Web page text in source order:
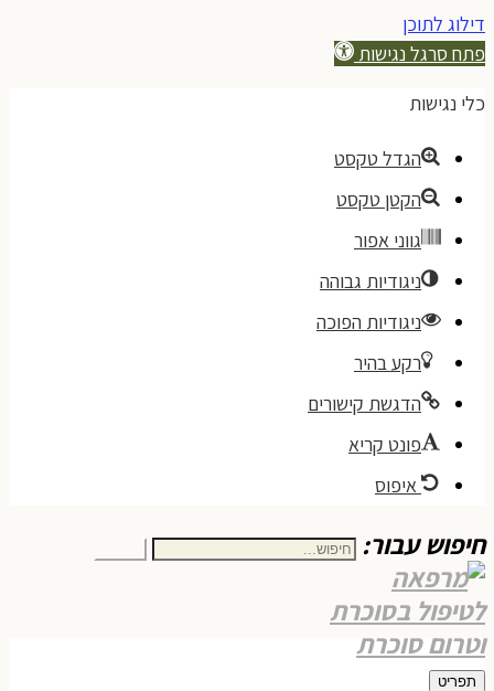
דילוג לתוכן
פתח סרגל נגישות
כלי נגישות
הגדל טקסט
הקטן טקסט
גווני אפור
ניגודיות גבוהה
ניגודיות הפוכה
רקע בהיר
הדגשת קישורים
פונט קריא
איפוס
חיפוש עבור:
תפריט